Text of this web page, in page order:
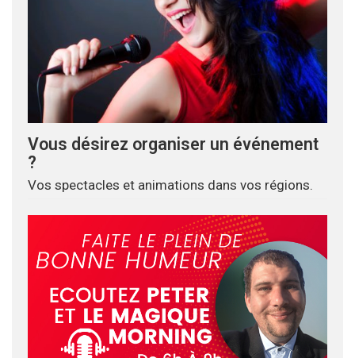
Vous désirez organiser un événement
?
Vos spectacles et animations dans vos régions.